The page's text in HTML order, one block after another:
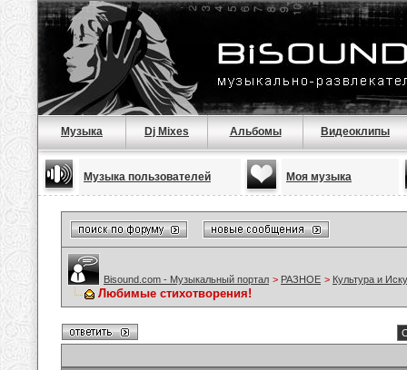
Музыка Dj Mixes Альбомы Видеоклипы
Музыка пользователей Моя музыка
Bisound.com - Музыкальный портал > РАЗНОЕ > Культура и
Любимые стихотворения!